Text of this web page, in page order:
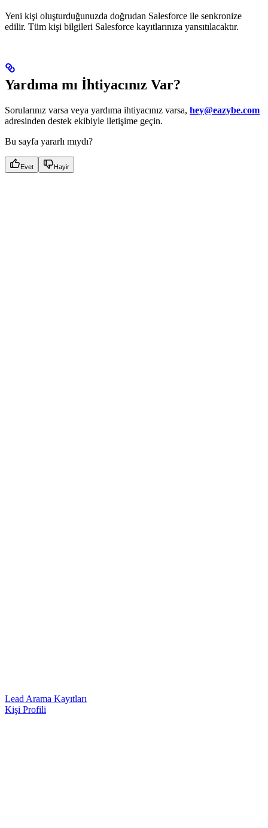
Yeni kişi oluşturduğunuzda doğrudan Salesforce ile senkronize
edilir. Tüm kişi bilgileri Salesforce kayıtlarınıza yansıtılacaktır.
Yardıma mı İhtiyacınız Var?
Sorularınız varsa veya yardıma ihtiyacınız varsa, hey@eazybe.com
adresinden destek ekibiyle iletişime geçin.
Bu sayfa yararlı mıydı?
Evet Hayir
Lead Arama Kayıtları
Kişi Profili